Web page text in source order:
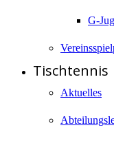
G-
Tischtennis
Aktuelles